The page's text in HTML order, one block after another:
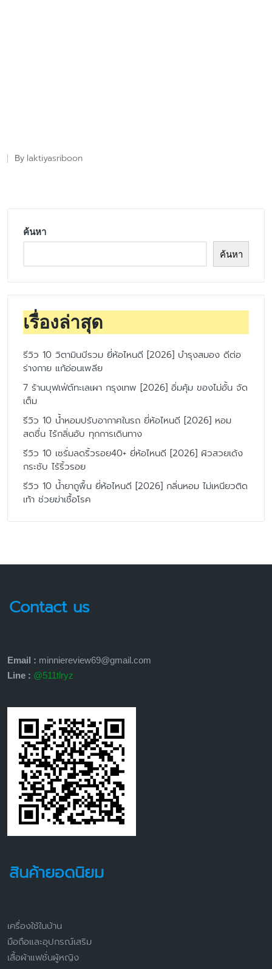
Posted
By laktiyasriboon
ค้นหา
ค้นหา
เรื่องล่าสุด
รีวิว 10 วิตามินบีรวม ยี่ห้อไหนดี [2026] บำรุงสมอง ดีต่อ
ร่างกาย แก้อ่อนเพลีย
7 ร้านบุฟเฟ่ต์ทะเลเผา กรุงเทพ [2026] อิ่มคุ้ม ของไม่อั้น จัด
เต็ม
รีวิว 10 น้ำหอมปรับอากาศในรถ ยี่ห้อไหนดี [2026] หอม
สดชื่น ไร้กลิ่นอับ ทุกการเดินทาง
รีวิว 10 เซรั่มลดริ้วรอย40+ ยี่ห้อไหนดี [2026] ผิวสวยเด้ง
กระชับ ไร้ริ้วรอย
รีวิว 10 น้ำยาถูพื้น ยี่ห้อไหนดี [2026] กลิ่นหอม ไม่เหนียวติด
เท้า ช่วยฆ่าเชื้อโรค
Contact us
Email : minniereview69@gmail.com
Line : @511tlryz
สินค้ายอดนิยม
เครื่องใช้ในบ้าน
มือถือและอุปกรณ์เสริม
เสื้อผ้าแฟชั่นผู้หญิง